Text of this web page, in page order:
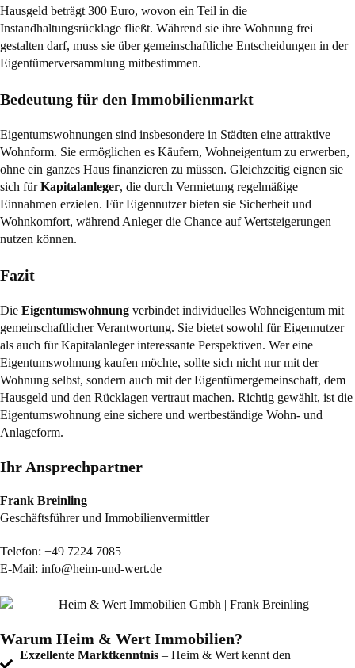
Hausgeld beträgt 300 Euro, wovon ein Teil in die
Instandhaltungsrücklage fließt. Während sie ihre Wohnung frei
gestalten darf, muss sie über gemeinschaftliche Entscheidungen in der
Eigentümerversammlung mitbestimmen.
Bedeutung für den Immobilienmarkt
Eigentumswohnungen sind insbesondere in Städten eine attraktive
Wohnform. Sie ermöglichen es Käufern, Wohneigentum zu erwerben,
ohne ein ganzes Haus finanzieren zu müssen. Gleichzeitig eignen sie
sich fürKapitalanleger, die durch Vermietung regelmäßige
Einnahmen erzielen. Für Eigennutzer bieten sie Sicherheit und
Wohnkomfort, während Anleger die Chance auf Wertsteigerungen
nutzen können.
Fazit
Die Eigentumswohnung verbindet individuelles Wohneigentum mit
gemeinschaftlicher Verantwortung. Sie bietet sowohl für Eigennutzer
als auch für Kapitalanleger interessante Perspektiven. Wer eine
Eigentumswohnung kaufen möchte, sollte sich nicht nur mit der
Wohnung selbst, sondern auch mit der Eigentümergemeinschaft, dem
Hausgeld und den Rücklagen vertraut machen. Richtig gewählt, ist die
Eigentumswohnung eine sichere und wertbeständige Wohn- und
Anlageform.
Ihr Ansprechpartner
Frank Breinling
Geschäftsführer und Immobilienvermittler
Telefon: +49 7224 7085
E-Mail: info@heim-und-wert.de
Warum Heim & Wert Immobilien?
Exzellente Marktkenntnis – Heim & Wert kennt den